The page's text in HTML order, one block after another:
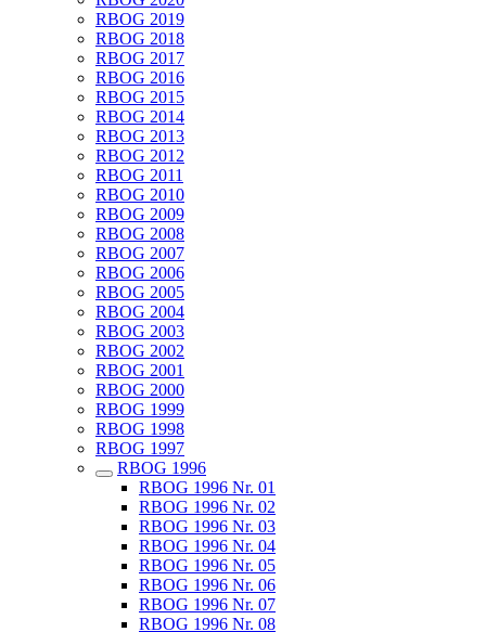
RBOG 2019
RBOG 2018
RBOG 2017
RBOG 2016
RBOG 2015
RBOG 2014
RBOG 2013
RBOG 2012
RBOG 2011
RBOG 2010
RBOG 2009
RBOG 2008
RBOG 2007
RBOG 2006
RBOG 2005
RBOG 2004
RBOG 2003
RBOG 2002
RBOG 2001
RBOG 2000
RBOG 1999
RBOG 1998
RBOG 1997
RBOG 1996
RBOG 1996 Nr. 01
RBOG 1996 Nr. 02
RBOG 1996 Nr. 03
RBOG 1996 Nr. 04
RBOG 1996 Nr. 05
RBOG 1996 Nr. 06
RBOG 1996 Nr. 07
RBOG 1996 Nr. 08